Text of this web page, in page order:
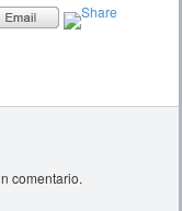
comentario.